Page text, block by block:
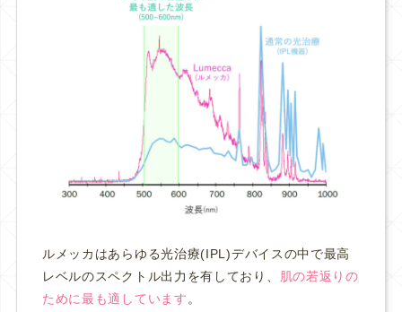
ルメッカはあらゆる光治療(IPL)デバイスの中で最高
レベルのスペクトル出力を有しており、
肌の若返りの
ために最も適しています 。